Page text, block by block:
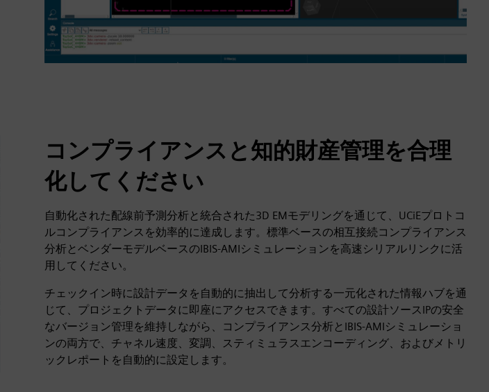
コンプライアンスと知的財産管理を合理
化してください
自動化された配線前予測分析と統合された3D EMモデリングを通じて、UCiEプロトコ
ルコンプライアンスを効率的に達成します。標準ベースの相互接続コンプライアンス
分析とベンダーモデルベースのIBIS-AMIシミュレーションを高速シリアルリンクに活
用してください。
チェックイン時に設計データを自動的に抽出して分析する一元化された情報ハブを通
じて、プロジェクトデータに即座にアクセスできます。すべての設計ソースIPの安全
なバージョン管理を維持しながら、コンプライアンス分析とIBIS-AMIシミュレーショ
ンの両方で、チャネル速度、変調、スティミュラスエンコーディング、およびメトリ
ックレポートを自動的に設定します。